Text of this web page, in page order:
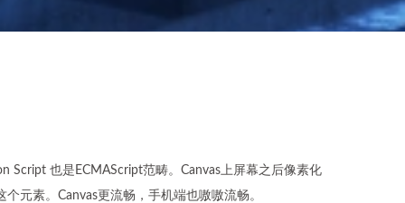
Script 也是ECMAScript范畴。Canvas上屏幕之后像素化
元素。Canvas更流畅，手机端也嗷嗷流畅。